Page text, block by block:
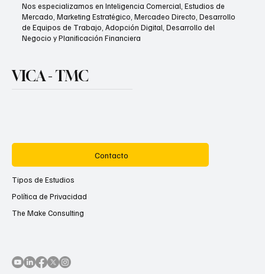
Nos especializamos en Inteligencia Comercial, Estudios de
Mercado, Marketing Estratégico, Mercadeo Directo, Desarrollo
de Equipos de Trabajo, Adopción Digital, Desarrollo del
Negocio y Planificación Financiera
VICA - TMC
Contacto
Tipos de Estudios
Política de Privacidad
The Make Consulting